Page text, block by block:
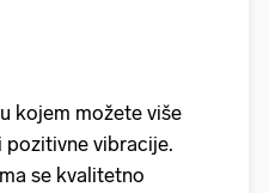
kojem možete više
pozitivne vibracije.
se kvalitetno